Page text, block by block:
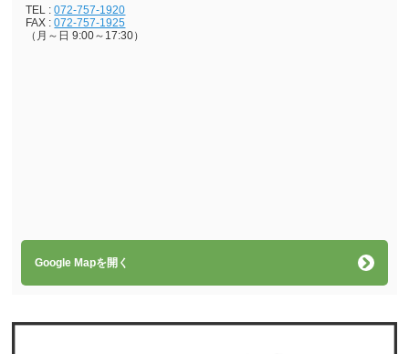
TEL :072-757-1920
FAX :072-757-1925
（月～日 9:00～17:30）
Google Mapを開く